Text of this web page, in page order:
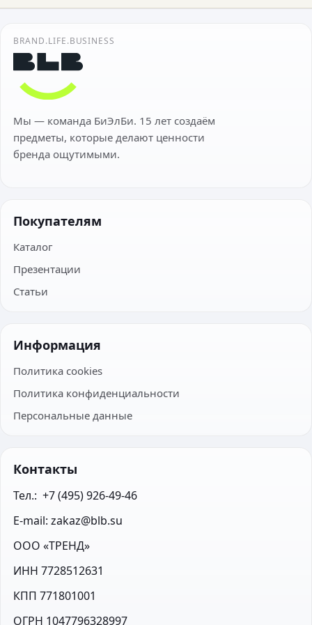
BRAND.LIFE.BUSINESS
Мы — команда БиЭлБи. 15 лет создаём
предметы, которые делают ценности
бренда ощутимыми.
Покупателям
Каталог
Презентации
Статьи
Информация
Политика cookies
Политика конфиденциальности
Персональные данные
Контакты
Тел.:  +7 (495) 926-49-46
E-mail: zakaz@blb.su
ООО «ТРЕНД»
ИНН 7728512631
КПП 771801001
ОГРН 1047796328997